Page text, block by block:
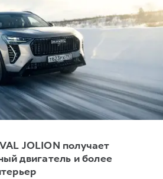
DARGO X
от 3 499 000 ₽
F7X
от 3 599 000 ₽
КЛИЕНТАМ
на дороге»
обслуживания
JOLION получает
двигатель и более